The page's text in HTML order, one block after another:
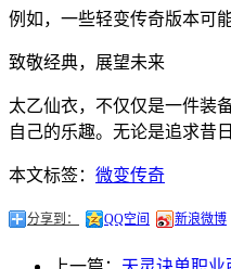
例如，一些轻变传奇版本可
致敬经典，展望未来
太乙仙衣，不仅仅是一件装
自己的乐趣。无论是追求昔
本文标签： 微变传奇
分享到： QQ空间 新浪微博